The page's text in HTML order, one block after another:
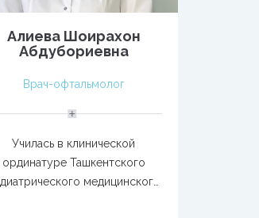
Алиева Шоирахон
Абдубориевна
Врач-офтальмолог
Училась в клинической
ординатуре Ташкентского
медицинского